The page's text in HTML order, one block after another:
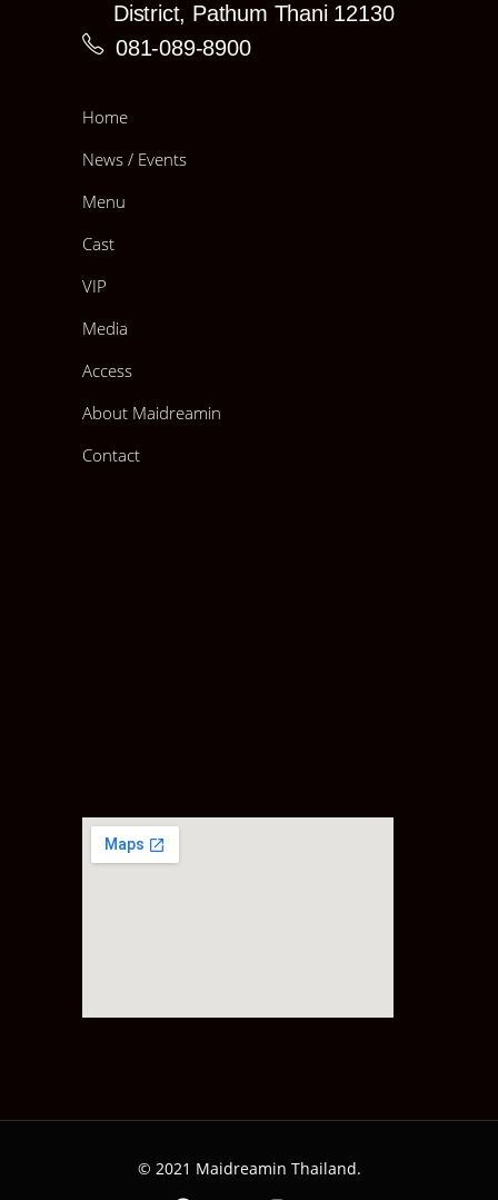
District, Pathum Thani 12130
081-089-8900
Home
News / Events
Menu
Cast
VIP
Media
Access
About Maidreamin
Contact
© 2021 Maidreamin Thailand.